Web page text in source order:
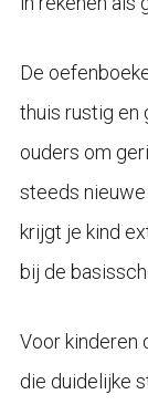
De
thuis rustig en
ouders om
steeds
krijgt je kind
bij de
Voor kinderen
die duidelijke